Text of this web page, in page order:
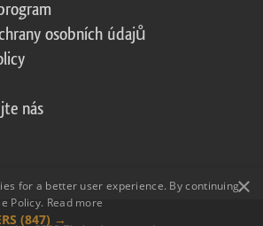
osobních údajů
nás
×
for a better user experience. By continuing,
Policy. Read more
(847) →